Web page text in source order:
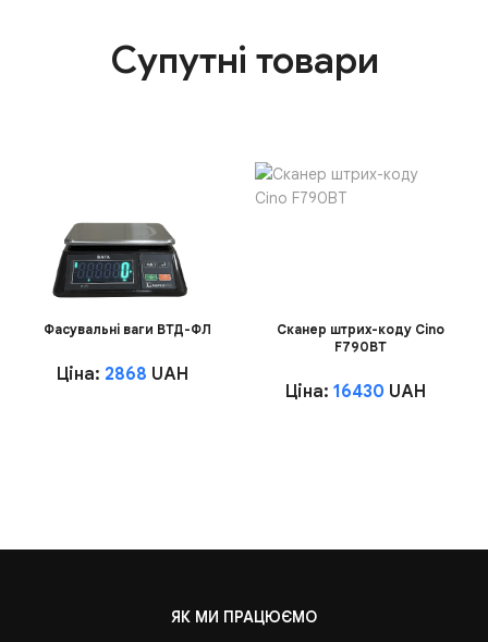
Супутні товари
Фасувальні ваги ВТД-ФЛ
Ціна: 2868 UAH
Сканер штрих-коду Cino
F790BT
Ціна: 16430 UAH
ЯК МИ ПРАЦЮЄМО